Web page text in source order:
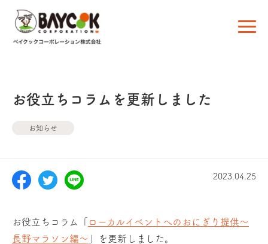
お役立ちコラムを更新しました
お知らせ
2023.04.25
お役立ちコラム「
ローカルイベントへのおにぎり提供～
長野マラソン編～
」を更新しました。